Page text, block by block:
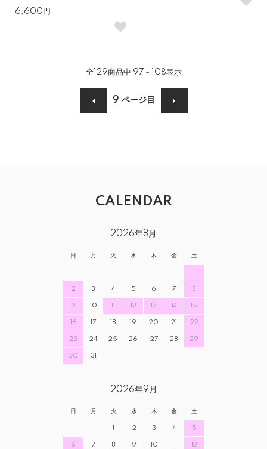
6,600円
全129商品中 97 - 108表示
9 ページ目
CALENDAR
2026年8月
日 月 火 水 木 金 土
1
2 3 4 5 6 7 8
9 10 11 12 13 14 15
16 17 18 19 20 21 22
23 24 25 26 27 28 29
30 31
2026年9月
日 月 火 水 木 金 土
1 2 3 4 5
6 7 8 9 10 11 12